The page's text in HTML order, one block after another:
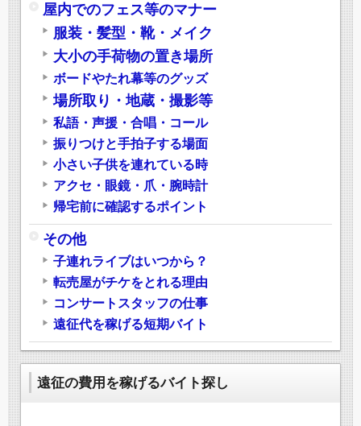
屋内でのフェス等のマナー
服装・髪型・靴・メイク
大小の手荷物の置き場所
ボードやたれ幕等のグッズ
場所取り・地蔵・撮影等
私語・声援・合唱・コール
振りつけと手拍子する場面
小さい子供を連れている時
アクセ・眼鏡・爪・腕時計
帰宅前に確認するポイント
その他
子連れライブはいつから？
転売屋がチケをとれる理由
コンサートスタッフの仕事
遠征代を稼げる短期バイト
遠征の費用を稼げるバイト探し